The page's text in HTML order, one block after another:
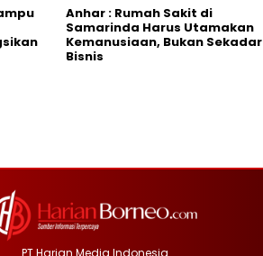
Anhar : Rumah Sakit di
Samarinda Harus Utamakan
Kemanusiaan, Bukan Sekadar
Bisnis
PT Harian Media Indonesia